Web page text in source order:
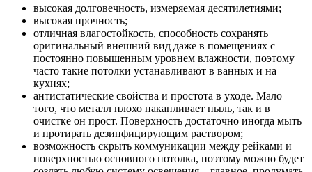
высокая долговечность, измеряемая десятилетиями;
высокая прочность;
отличная влагостойкость, способность сохранять
оригинальный внешний вид даже в помещениях с
постоянно повышенным уровнем влажности, поэтому
часто такие потолки устанавливают в ванных и на
кухнях;
антистатические свойства и простота в уходе. Мало
того, что металл плохо накапливает пыль, так и в
очистке он прост. Поверхность достаточно иногда мыть
и протирать дезинфицирующим раствором;
возможность скрыть коммуникации между рейками и
поверхностью основного потолка, поэтому можно будет